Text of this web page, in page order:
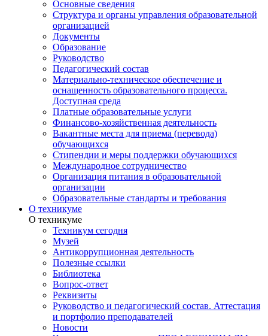
Основные сведения
Структура и органы управления образовательной
организацией
Документы
Образование
Руководство
Педагогический состав
Материально-техническое обеспечение и
оснащенность образовательного процесса.
Доступная среда
Платные образовательные услуги
Финансово-хозяйственная деятельность
Вакантные места для приема (перевода)
обучающихся
Стипендии и меры поддержки обучающихся
Международное сотрудничество
Организация питания в образовательной
организации
Образовательные стандарты и требования
О техникуме
О техникуме
Техникум сегодня
Музей
Антикоррупционная деятельность
Полезные ссылки
Библиотека
Вопрос-ответ
Реквизиты
Руководство и педагогический состав. Аттестация
и портфолио преподавателей
Новости